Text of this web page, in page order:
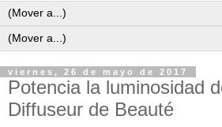
viernes, 26 de mayo de 2017
Potencia la luminosidad
Diffuseur de Beauté